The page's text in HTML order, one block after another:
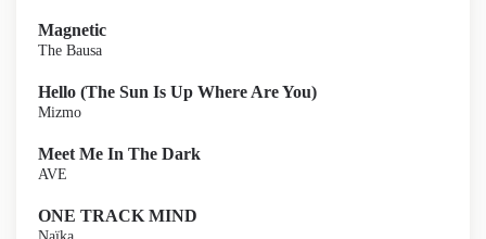
Magnetic
The Bausa
Hello (The Sun Is Up Where Are You)
Mizmo
Meet Me In The Dark
AVE
ONE TRACK MIND